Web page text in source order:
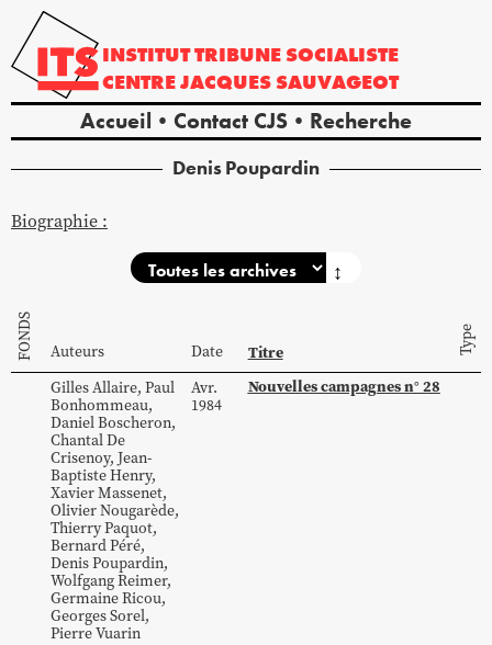
INSTITUTTRIBUNE SOCIALISTE
CENTREJACQUES SAUVAGEOT
Accueil Contact CJS Recherche
DenisPoupardin
Biographie :
↕
FONDS Auteurs Date Titre Type
GillesAllaire, Paul
Bonhommeau,
DanielBoscheron,
ChantalDe
Crisenoy, Jean-
BaptisteHenry,
XavierMassenet,
OlivierNougarède,
ThierryPaquot,
BernardPéré,
DenisPoupardin,
WolfgangReimer,
GermaineRicou,
GeorgesSorel,
PierreVuarin
Avr.
1984
Nouvelles campagnes n° 28